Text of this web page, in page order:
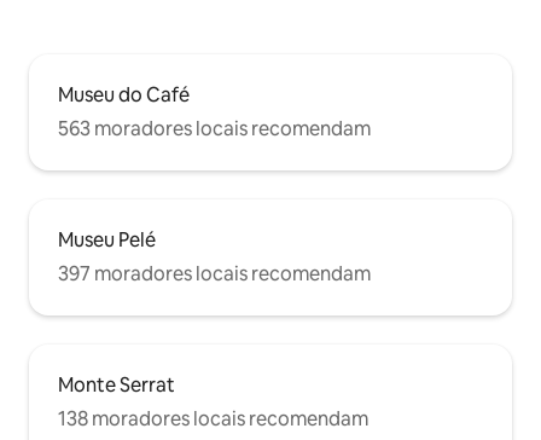
Museu do Café
563 moradores locais recomendam
Museu Pelé
397 moradores locais recomendam
Monte Serrat
138 moradores locais recomendam